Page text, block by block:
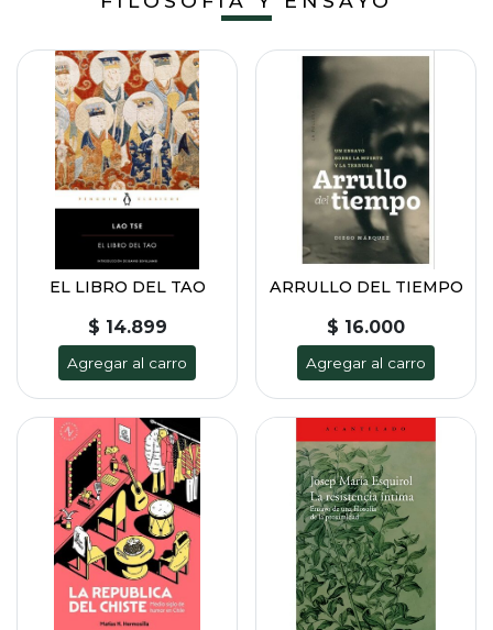
EL LIBRO DEL TAO
$ 14.899
Agregar al carro
ARRULLO DEL TIEMPO
$ 16.000
Agregar al carro